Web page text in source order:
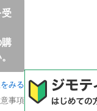
購
みる
事項